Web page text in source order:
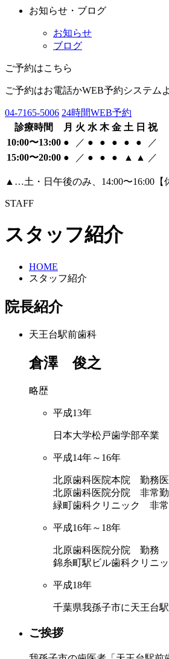
お知らせ・ブログ
お知らせ
ブログ
ご予約はこちら
ご予約はお電話かWEB予約システム
04-7165-5006 24時間WEB予約
診療時間
月 火 水 木 金 土 日 祝
10:00〜13:00 ● ／ ● ● ● ● ●
／
15:00〜20:00 ● ／ ● ● ● ▲ ▲ ／
▲…土・日午後のみ、14:00〜16:00【
STAFF
スタッフ紹介
HOME
スタッフ紹介
院長紹介
天王台駅前歯科
倉澤 俊之
略歴
平成13年
日本大学松戸歯学部卒業
平成14年～16年
北原歯科医院本院 勤務医
北原歯科医院分院 非常勤
緑町歯科クリニック 非
平成16年～18年
北原歯科医院分院 勤務
錦糸町駅ビル歯科クリニ
平成18年
千葉県我孫子市に天王台
ご挨拶